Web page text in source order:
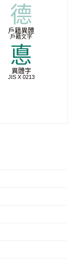
德
戶籍異體
戶籍文字
悳
異體字
JIS X 0213